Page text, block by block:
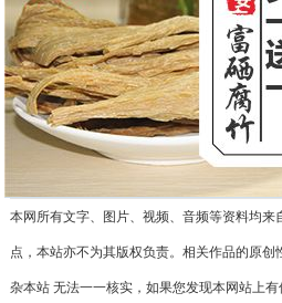
本网所有文字、图片、视频、音频等资料均来
点，本站亦不为其版权负责。相关作品的原
杂本站 无法一一核实，如果您发现本网站上